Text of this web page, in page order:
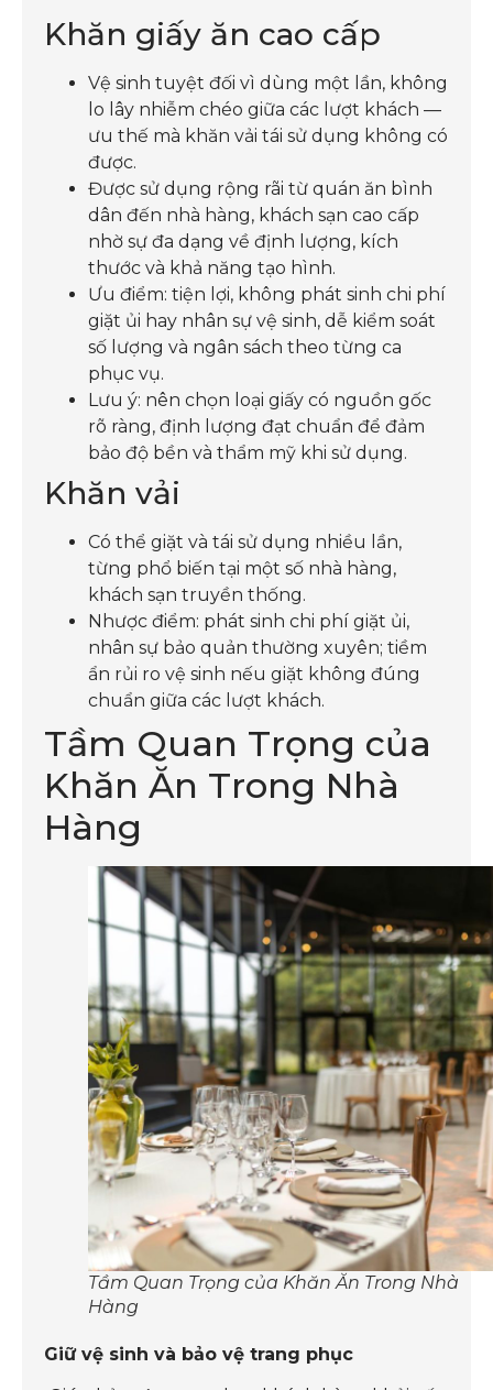
Khăn giấy ăn cao cấp
Vệ sinh tuyệt đối vì dùng một lần, không
lo lây nhiễm chéo giữa các lượt khách —
ưu thế mà khăn vải tái sử dụng không có
được.
Được sử dụng rộng rãi từ quán ăn bình
dân đến nhà hàng, khách sạn cao cấp
nhờ sự đa dạng về định lượng, kích
thước và khả năng tạo hình.
Ưu điểm: tiện lợi, không phát sinh chi phí
giặt ủi hay nhân sự vệ sinh, dễ kiểm soát
số lượng và ngân sách theo từng ca
phục vụ.
Lưu ý: nên chọn loại giấy có nguồn gốc
rõ ràng, định lượng đạt chuẩn để đảm
bảo độ bền và thẩm mỹ khi sử dụng.
Khăn vải
Có thể giặt và tái sử dụng nhiều lần,
từng phổ biến tại một số nhà hàng,
khách sạn truyền thống.
Nhược điểm: phát sinh chi phí giặt ủi,
nhân sự bảo quản thường xuyên; tiềm
ẩn rủi ro vệ sinh nếu giặt không đúng
chuẩn giữa các lượt khách.
Tầm Quan Trọng của
Khăn Ăn Trong Nhà
Hàng
Tầm Quan Trọng của Khăn Ăn Trong Nhà
Hàng
Giữ vệ sinh và bảo vệ trang phục